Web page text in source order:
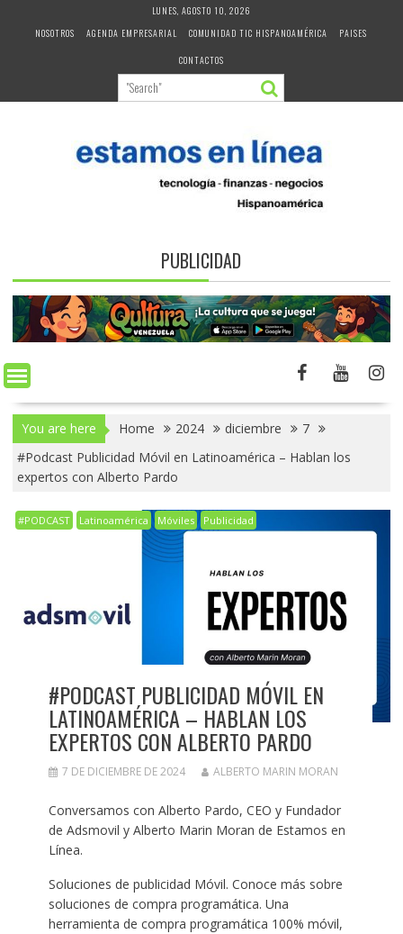
LUNES, AGOSTO 10, 2026
NOSOTROS
AGENDA EMPRESARIAL COMUNIDAD TIC HISPANOAMÉRICA
PAISES
CONTACTOS
PUBLICIDAD
You are here Home 2024 diciembre
7
#Podcast Publicidad Móvil en Latinoamérica – Hablan los
expertos con Alberto Pardo
#PODCAST Latinoamérica Móviles Publicidad
#PODCAST PUBLICIDAD MÓVIL EN
LATINOAMÉRICA – HABLAN LOS
EXPERTOS CON ALBERTO PARDO
7 DE DICIEMBRE DE 2024 ALBERTO MARIN MORAN
Conversamos con Alberto Pardo, CEO y Fundador
de Adsmovil y Alberto Marin Moran de Estamos en
Línea.
Soluciones de publicidad Móvil. Conoce más sobre
soluciones de compra programática. Una
herramienta de compra programática 100% móvil,